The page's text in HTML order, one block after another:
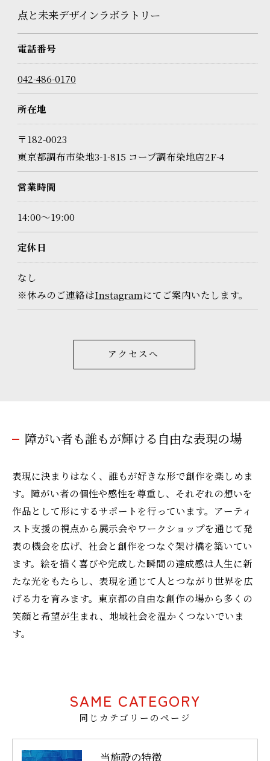
点と未来デザインラボラトリー
電話番号
042-486-0170
所在地
〒182-0023
東京都調布市染地3-1-815 コープ調布染地店2F-4
営業時間
14:00～19:00
定休日
なし
※休みのご連絡はInstagramにてご案内いたします。
アクセスへ
障がい者も誰もが輝ける自由な表現の場
表現に決まりはなく、誰もが好きな形で創作を楽しめま
す。障がい者の個性や感性を尊重し、それぞれの想いを
作品として形にするサポートを行っています。アーティ
スト支援の視点から展示会やワークショップを通じて発
表の機会を広げ、社会と創作をつなぐ架け橋を築いてい
ます。絵を描く喜びや完成した瞬間の達成感は人生に新
たな光をもたらし、表現を通じて人とつながり世界を広
げる力を育みます。東京都の自由な創作の場から多くの
笑顔と希望が生まれ、地域社会を温かくつないでいま
す。
同じカテゴリーのページ
SAME CATEGORY
当施設の特徴